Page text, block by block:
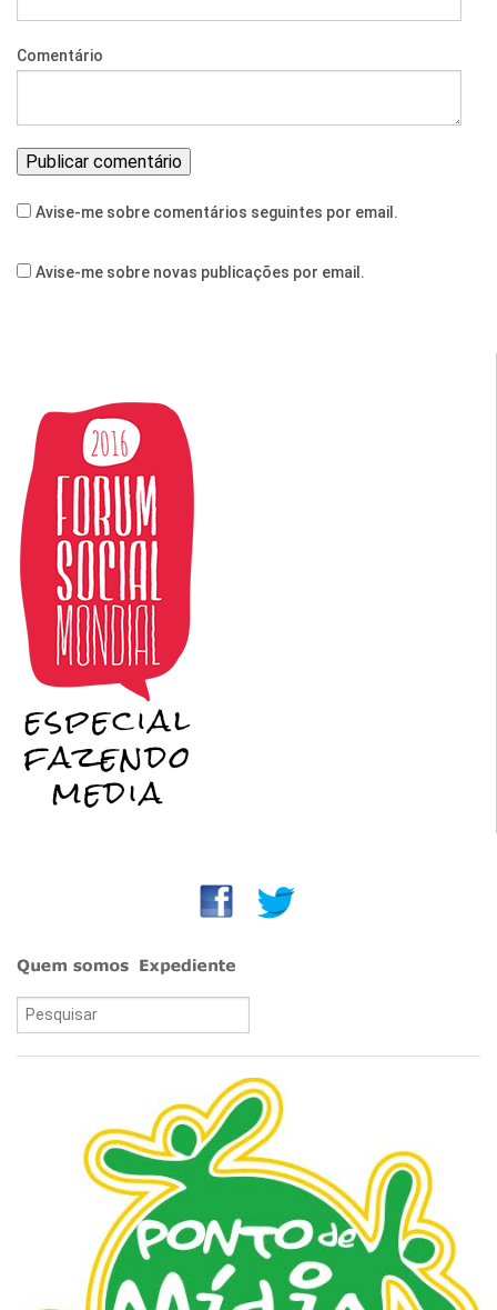
Comentário
Avise-me sobre comentários seguintes por email.
Avise-me sobre novas publicações por email.